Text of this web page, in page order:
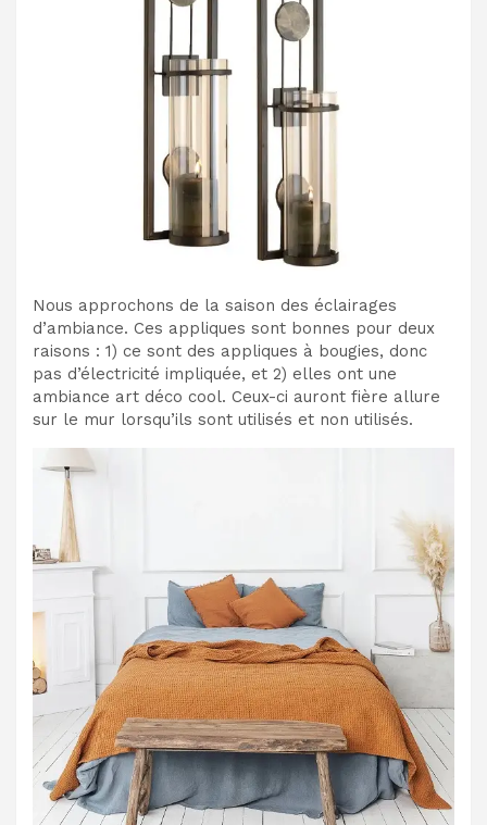
Nous approchons de la saison des éclairages
d’ambiance. Ces appliques sont bonnes pour deux
raisons : 1) ce sont des appliques à bougies, donc
pas d’électricité impliquée, et 2) elles ont une
ambiance art déco cool. Ceux-ci auront fière allure
sur le mur lorsqu’ils sont utilisés et non utilisés.